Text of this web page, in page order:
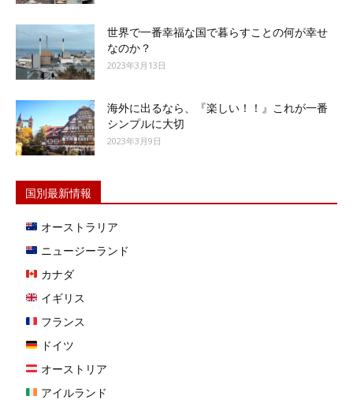
世界で一番幸福な国で暮らすことの何が幸せ
なのか？
2023年3月13日
海外に出るなら、『楽しい！！』これが一番
シンプルに大切
2023年3月9日
国別最新情報
オーストラリア
ニュージーランド
カナダ
イギリス
フランス
ドイツ
オーストリア
アイルランド